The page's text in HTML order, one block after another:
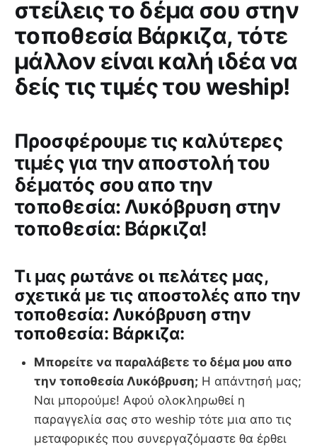
στείλεις το δέμα σου στην
τοποθεσία Βάρκιζα, τότε
μάλλον είναι καλή ιδέα να
δείς τις τιμές του weship!
Προσφέρουμε τις καλύτερες
τιμές για την αποστολή του
δέματός σου απο την
τοποθεσία: Λυκόβρυση στην
τοποθεσία: Βάρκιζα!
Tι μας ρωτάνε οι πελάτες μας,
σχετικά με τις αποστολές απο την
τοποθεσία: Λυκόβρυση στην
τοποθεσία: Βάρκιζα:
Μπορείτε να παραλάβετε το δέμα μου απο
την τοποθεσία Λυκόβρυση; Η απάντησή μας;
Ναι μπορούμε! Αφού ολοκληρωθεί η
παραγγελία σας στο weship τότε μια απο τις
μεταφορικές που συνεργαζόμαστε θα έρθει